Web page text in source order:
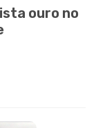
ouro no